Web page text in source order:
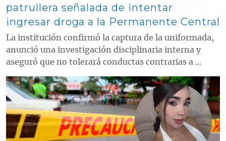
patrullera señalada de intentar
ingresar droga a la Permanente Central
La institución confirmó la captura de la uniformada,
anunció una investigación disciplinaria interna y
aseguró que no tolerará conductas contrarias a ...
Contenido multimedia principal